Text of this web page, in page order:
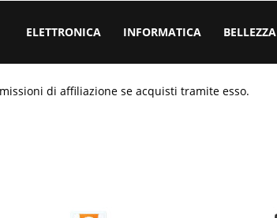
ELETTRONICA INFORMATICA BELLEZZA
di affiliazione se acquisti tramite esso.